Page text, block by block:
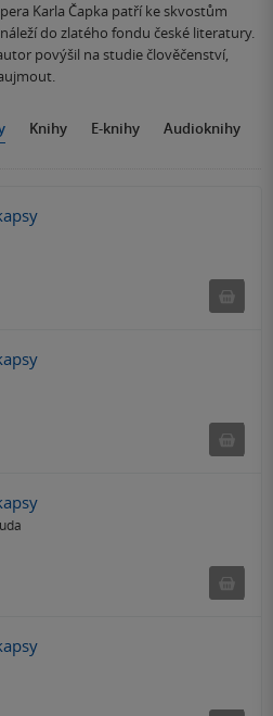
Karla Čapka patří ke skvostům
do zlatého fondu české literatury.
povýšil na studie člověčenství,
Knihy E-knihy Audioknihy